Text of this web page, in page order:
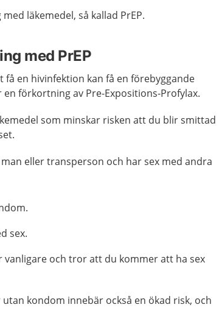
läkemedel, så kallad PrEP.
med PrEP
en hivinfektion kan få en förebyggande
förkortning av Pre-Expositions-Profylax.
som minskar risken att du blir smittad
eller transperson och har sex med andra
sex.
vanligare och tror att du kommer att ha sex
kondom innebär också en ökad risk, och